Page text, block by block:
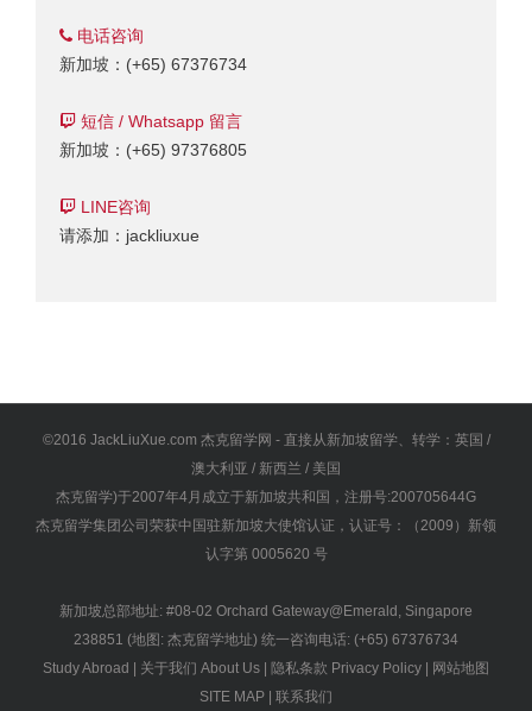
电话咨询
新加坡：(+65) 67376734
短信 / Whatsapp 留言
新加坡：(+65) 97376805
LINE咨询
请添加：jackliuxue
©2016 JackLiuXue.com 杰克留学网 - 直接从新加坡留学、转学：英国 /
澳大利亚 / 新西兰 / 美国
杰克留学)于2007年4月成立于新加坡共和国，注册号:200705644G
杰克留学集团公司荣获中国驻新加坡大使馆认证，认证号：（2009）新领
认字第 0005620 号
新加坡总部地址: #08-02 Orchard Gateway@Emerald, Singapore
238851 (地图: 杰克留学地址) 统一咨询电话: (+65) 67376734
Study Abroad | 关于我们 About Us | 隐私条款 Privacy Policy | 网站地图
SITE MAP | 联系我们